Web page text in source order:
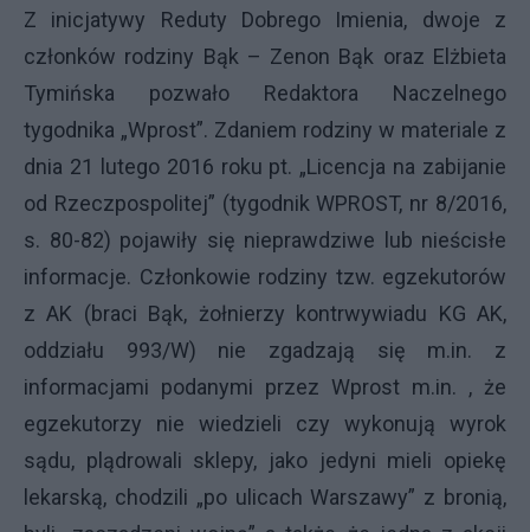
Z inicjatywy Reduty Dobrego Imienia, dwoje z
członków rodziny Bąk – Zenon Bąk oraz Elżbieta
Tymińska pozwało Redaktora Naczelnego
tygodnika „Wprost”. Zdaniem rodziny w materiale z
dnia 21 lutego 2016 roku pt. „Licencja na zabijanie
od Rzeczpospolitej” (tygodnik WPROST, nr 8/2016,
s. 80-82) pojawiły się nieprawdziwe lub nieścisłe
informacje. Członkowie rodziny tzw. egzekutorów
z AK (braci Bąk, żołnierzy kontrwywiadu KG AK,
oddziału 993/W) nie zgadzają się m.in. z
informacjami podanymi przez Wprost m.in. , że
egzekutorzy nie wiedzieli czy wykonują wyrok
sądu, plądrowali sklepy, jako jedyni mieli opiekę
lekarską, chodzili „po ulicach Warszawy” z bronią,